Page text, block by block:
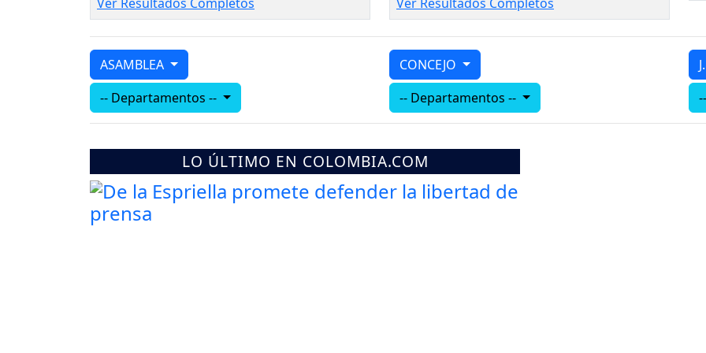
ASAMBLEA
-- Departamentos --
CONCEJO
-- Departamentos --
LO ÚLTIMO EN COLOMBIA.COM